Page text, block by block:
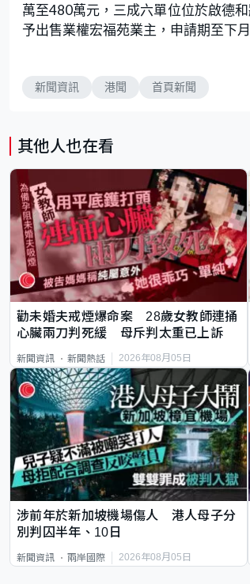
萬至480萬元，三成六單位位於啟德
予出售業權宏福苑業主，申請期至下
新聞資訊 港聞 首頁新聞
其他人也在看
勸未婚夫戒煙爆命案 28歲女教師連捅
心臟兩刀判死緩 母斥判太重已上訴
新聞資訊 新聞熱話 2026年08月05日
涉前年於新加坡機場傷人 港人母子分
別判囚半年、10日
新聞資訊 兩岸國際 2026年08月05日